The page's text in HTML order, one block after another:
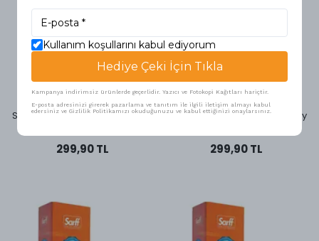
Sarff
Sarff Kart Muhafaza Kabı Yatay
299,90 TL
Sarff
Sarff Kart Muhafaza Kabı Yatay
299,90 TL
Kullanım koşullarını kabul ediyorum
Hediye Çeki İçin Tıkla
Kampanya indirimsiz ürünlerde geçerlidir. Yazıcı ve Fotokopi Kağıtları hariçtir.
E-posta adresinizi girerek pazarlama ve tanıtım ile ilgili iletişim almayı kabul
edersiniz ve Gizlilik Politikamızı okuduğunuzu ve kabul ettiğinizi onaylarsınız.